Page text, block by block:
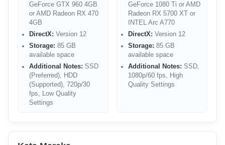
GeForce GTX 960 4GB
or AMD Radeon RX 470
4GB
DirectX: Version 12
Storage: 85 GB
available space
Additional Notes: SSD
(Preferred), HDD
(Supported), 720p/30
fps, Low Quality
Settings
GeForce 1080 Ti or AMD
Radeon RX 5700 XT or
INTEL Arc A770
DirectX: Version 12
Storage: 85 GB
available space
Additional Notes: SSD,
1080p/60 fps, High
Quality Settings